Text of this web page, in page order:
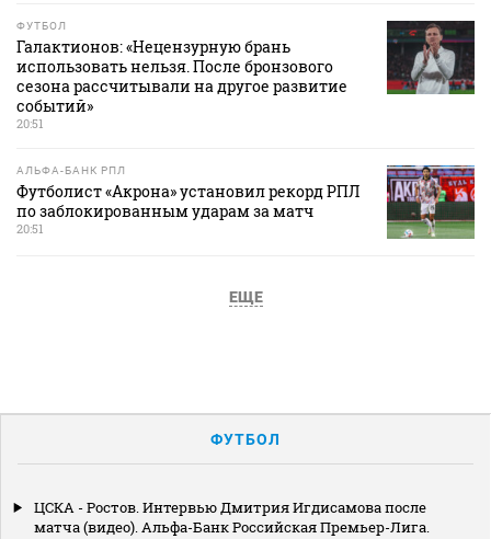
ФУТБОЛ
Галактионов: «Нецензурную брань
использовать нельзя. После бронзового
сезона рассчитывали на другое развитие
событий»
20:51
АЛЬФА-БАНК РПЛ
Футболист «Акрона» установил рекорд РПЛ
по заблокированным ударам за матч
20:51
ЕЩЕ
ФУТБОЛ
ЦСКА - Ростов. Интервью Дмитрия Игдисамова после
матча (видео). Альфа-Банк Российская Премьер-Лига.